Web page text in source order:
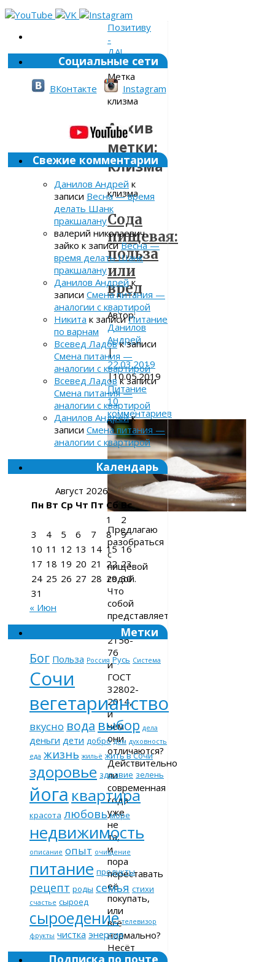
Позитиву
-
ДА!
»
Метка
»
клизма
Архив
метки:
клизма
клизма
Сода
пищевая:
польза
или
вред
Автор:
Данилов
Андрей
|
22.03.2019
|10.05.2019
Питание
10
комментариев
Предлагаю
разобраться
с
пищевой
содой.
Что
собой
представляет
ГОСТ
2156-
76
и
ГОСТ
32802-
2014,
и
чем
они
отличаются?
Действительно
ли
современная
сода
уже
не
та,
и
пора
переставать
её
покупать,
или
всё
нормально?
Несёт
ли
Социальные сети
ВКонтакте Instagram
Свежие комментарии
Данилов Андрей к
записи Весна — время
делать Шанк
пракшалану
валерий николаевич
зайко к записиВесна —
время делать Шанк
пракшалану
Данилов Андрейк
записи Смена питания —
аналогии с квартирой
Никита к записиПитание
по варнам
Всевед Ладовк записи
Смена питания —
аналогии с квартирой
Всевед Ладовк записи
Смена питания —
аналогии с квартирой
Данилов Андрейк
записи Смена питания —
аналогии с квартирой
Календарь
Август 2026
Пн Вт Ср Чт Пт Сб Вс
1
2
3
4 5 6 7 8
9
10 11 12 13 14 15 16
17 18 19 20 21 22 23
24 25 26 27 28 29 30
31
« Июн
Метки
Бог Польза Россия Русь Система
Сочи
вегетарианство
вкусно вода выбор дела
деньги дети добро дом духовность
еда жизнь жильё жить в Сочи
здоровье здравие зелень
йога квартира
красота любовь море
недвижимость
описание опыт очищение
питание продукты
рецепт роды семья стихи
счастье сыроед
сыроедение телевизор
фрукты чистка энергия
Подписка по почте